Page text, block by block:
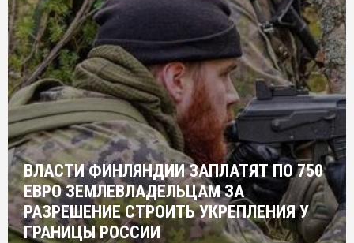
ВЛАСТИ ФИНЛЯНДИИ ЗАПЛАТЯТ ПО 750
ЕВРО ЗЕМЛЕВЛАДЕЛЬЦАМ ЗА
РАЗРЕШЕНИЕ СТРОИТЬ УКРЕПЛЕНИЯ У
ГРАНИЦЫ РОССИИ